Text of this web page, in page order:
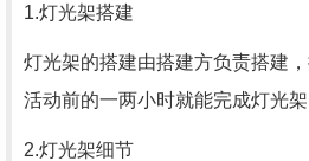
1.灯光架搭建
灯光架的搭建由搭建方负责搭建
活动前的一两小时就能完成灯光架
2.灯光架细节